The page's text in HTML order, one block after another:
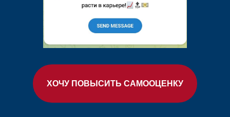
ХОЧУ ПОВЫСИТЬ САМООЦЕНКУ